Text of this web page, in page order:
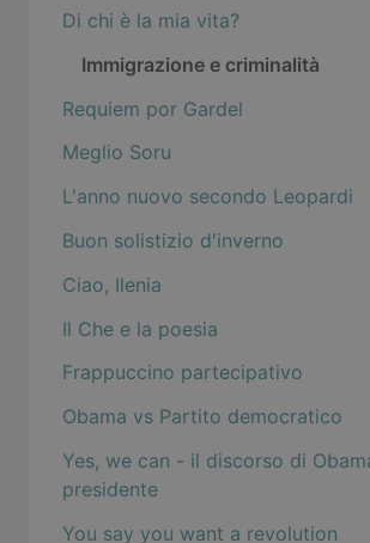
Di chi è la mia vita?
Immigrazione e criminalità
Requiem por Gardel
Meglio Soru
L'anno nuovo secondo Leopardi
Buon solistizio d'inverno
Ciao, Ilenia
Il Che e la poesia
Frappuccino partecipativo
Obama vs Partito democratico
Yes, we can - il discorso di
presidente
You say you want a revolution